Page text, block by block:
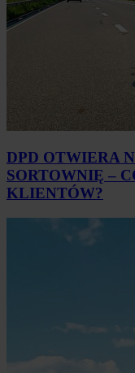
DPD OTWIERA
SORTOWNIĘ –
KLIENTÓW?